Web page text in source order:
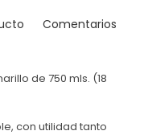
Comentarios
de 750 mls. (18
con utilidad tanto